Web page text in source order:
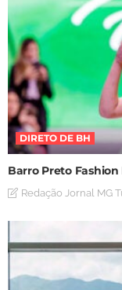
DIRETO DE BH
Barro Preto
Redação Jornal MG